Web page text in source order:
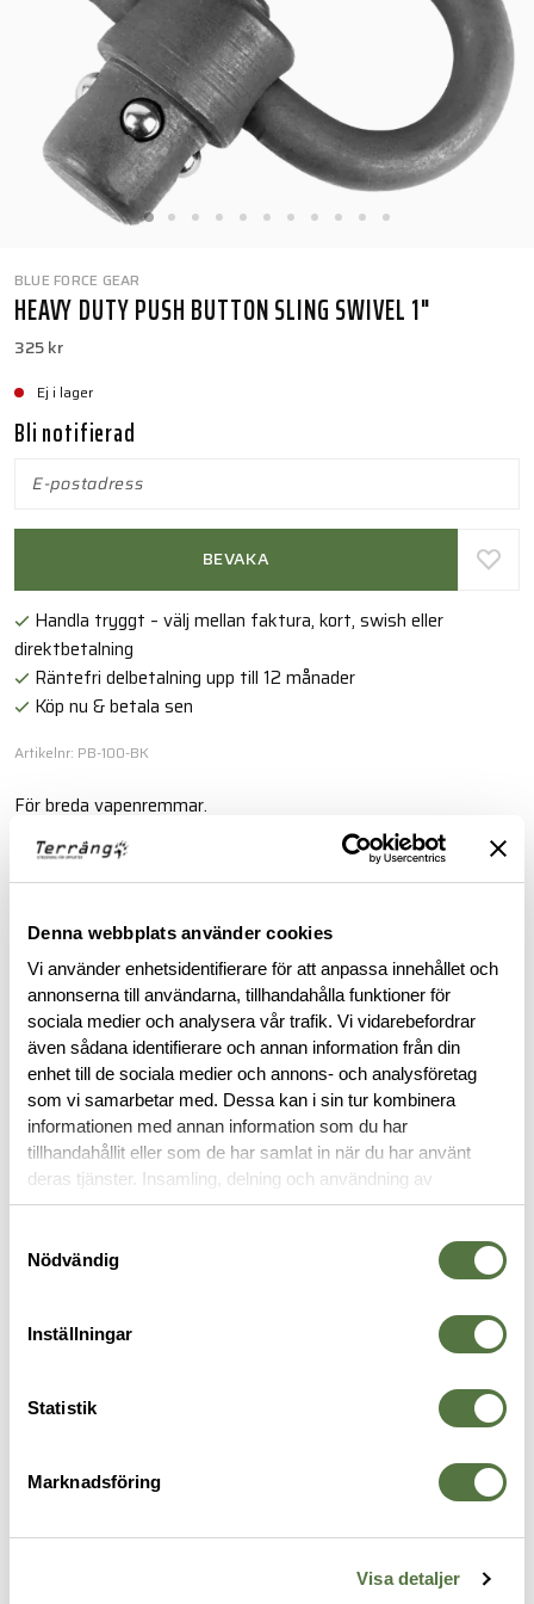
Denna webbplats använder cookies
Vi använder enhetsidentifierare för att anpassa innehållet och
annonserna till användarna, tillhandahålla funktioner för
sociala medier och analysera vår trafik. Vi vidarebefordrar
även sådana identifierare och annan information från din
enhet till de sociala medier och annons- och analysföretag
som vi samarbetar med. Dessa kan i sin tur kombinera
informationen med annan information som du har
tillhandahållit eller som de har samlat in när du har använt
deras tjänster. Insamling, delning och användning av
personuppgifter kan användas för personalisering av
Nödvändig
Inställningar
Statistik
Marknadsföring
Visa detaljer
BLUE FORCE GEAR
HEAVY DUTY PUSH BUTTON SLING SWIVEL 1"
325 kr
Ej i lager
Bli notifierad
BEVAKA
Handla tryggt – välj mellan faktura, kort, swish eller
direktbetalning
Räntefri delbetalning upp till 12 månader
Köp nu & betala sen
Artikelnr: PB-100-BK
För breda vapenremmar.
Läs mer
RECENSIONER
OM VARUMÄRKET
VAPENTILLBEHÖR